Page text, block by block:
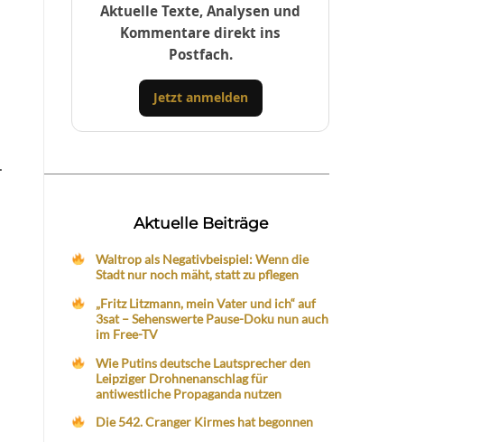
Aktuelle Texte, Analysen und
Kommentare direkt ins
Postfach.
Jetzt anmelden
Aktuelle Beiträge
Waltrop als Negativbeispiel: Wenn die
Stadt nur noch mäht, statt zu pflegen
„Fritz Litzmann, mein Vater und ich“ auf
3sat – Sehenswerte Pause-Doku nun auch
im Free-TV
Wie Putins deutsche Lautsprecher den
Leipziger Drohnenanschlag für
antiwestliche Propaganda nutzen
Die 542. Cranger Kirmes hat begonnen